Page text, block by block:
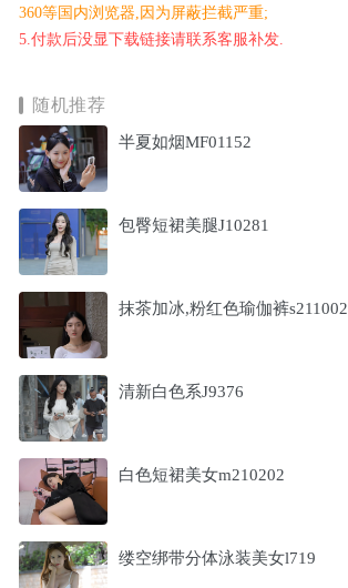
360等国内浏览器,因为屏蔽拦截严重;
5.付款后没显下载链接请联系客服补发.
随机推荐
半夏如烟MF01152
包臀短裙美腿J10281
抹茶加冰,粉红色瑜伽裤s211002
清新白色系J9376
白色短裙美女m210202
缕空绑带分体泳装美女l719